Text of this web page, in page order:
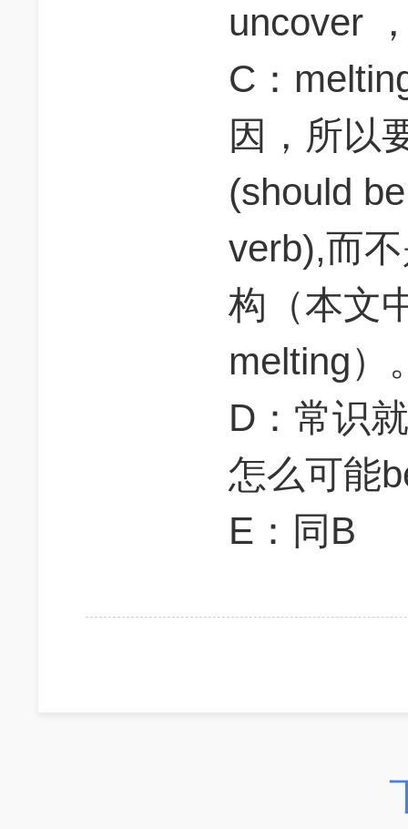
uncover
C：
因，所以
(should
verb),而
构（本文
melting）
D：常识
怎么可能
E：同B